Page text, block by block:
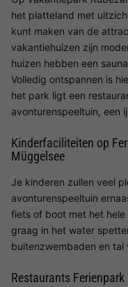
het platteland met
kunt maken van de
vakantiehuizen zijn
huizen hebben een
Volledig ontspannen is
het park ligt een
avonturenspeeltuin, een
Kinderfaciliteiten op
Müggelsee
Je kinderen zullen veel
avonturenspeeltuin
fiets of boot met het
graag in het water
buitenzwembaden en
Restaurants